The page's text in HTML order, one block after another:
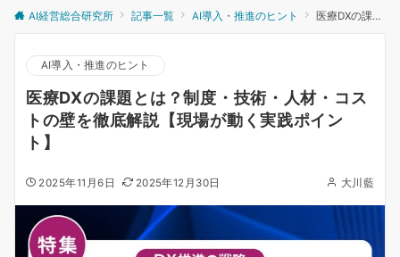
AI経営総合研究所 記事一覧 AI導入・推進のヒント 医療DXの課題とは？制度・技術・人材・コストの壁を徹底解説【現場が動く実践ポイント】
AI導入・推進のヒント
医療DXの課題とは？制度・技術・人材・コス
トの壁を徹底解説【現場が動く実践ポイン
ト】
2025年11月6日 2025年12月30日 大川藍